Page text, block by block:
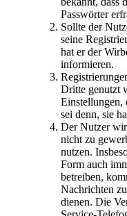
Passwörter
Sollte der
seine
hat er der
informieren.
Dritte genutzt
Einstellungen,
sei denn, sie
Der Nutzer
nicht zu
nutzen.
Form auch
betreiben,
Nachrichten
dienen. Die